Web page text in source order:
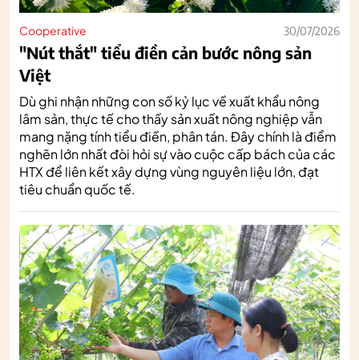
Cooperative 30/07/2026
"Nút thắt" tiểu điền cản bước nông sản
Việt
Dù ghi nhận những con số kỷ lục về xuất khẩu nông
lâm sản, thực tế cho thấy sản xuất nông nghiệp vẫn
mang nặng tính tiểu điền, phân tán. Đây chính là điểm
nghẽn lớn nhất đòi hỏi sự vào cuộc cấp bách của các
HTX để liên kết xây dựng vùng nguyên liệu lớn, đạt
tiêu chuẩn quốc tế.